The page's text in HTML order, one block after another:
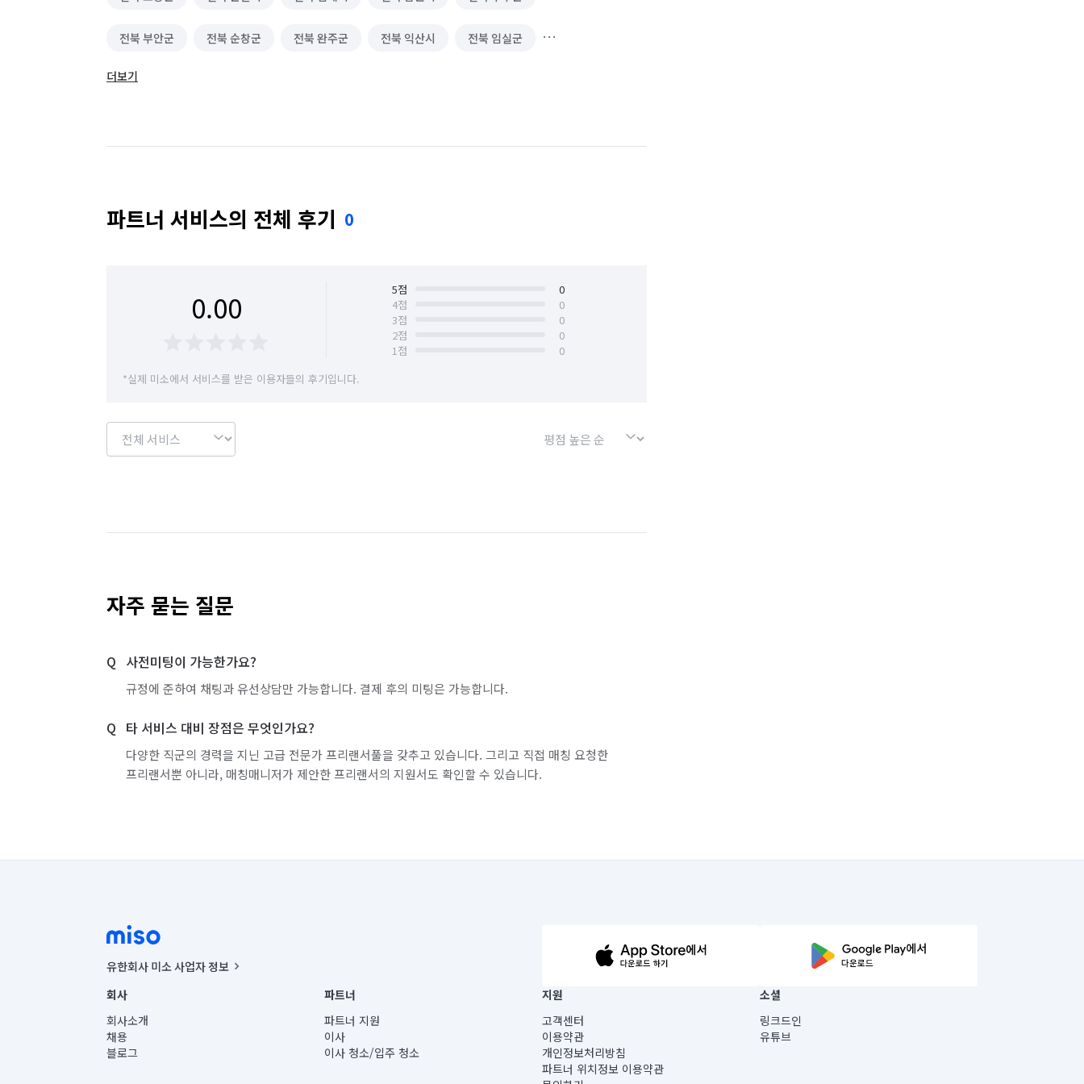
전북 부안군 전북 순창군 전북 완주군 전북 익산시 전북 임실군
전북 장수군
더보기
파트너 서비스의 전체 후기 0
0.00 5점
0
4점
0
3점
0
2점
0
1점
0
*실제 미소에서 서비스를 받은 이용자들의 후기입니다.
자주 묻는 질문
사전미팅이 가능한가요?
규정에 준하여 채팅과 유선상담만 가능합니다. 결제 후의 미팅은 가능합니다.
타 서비스 대비 장점은 무엇인가요?
다양한 직군의 경력을 지닌 고급 전문가 프리랜서풀을 갖추고 있습니다. 그리고 직접 매칭 요청한
프리랜서뿐 아니라, 매칭매니저가 제안한 프리랜서의 지원서도 확인할 수 있습니다.
유한회사 미소 사업자 정보
사업자등록번호 : 291-87-00271 | 인허가번호 : 2016-3220163-14-5-00019 |
통신판매신고번호 : 2024-서울종로-1400(공정거래위원회 정보) |
대표이사 : CHING VICTOR COLUMBIA RHEE
주소 | 본사: 서울특별시 종로구 율곡로 6(중학동, 트윈트리빌딩) B동 5층
컨택센터 : 서울특별시 종로구 수송동 율곡로 24, 7층, 8층 미소
회사
회사소개
채용
블로그
파트너
파트너 지원
이사
이사 청소/입주 청소
지원
고객센터
이용약관
개인정보처리방침
파트너 위치정보 이용약관
소셜
링크드인
유튜브